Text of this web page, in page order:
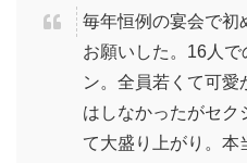
毎年恒例の宴会で初
お願いした。16人
ン。全員若くて可
はしなかったがセク
て大盛り上がり。本